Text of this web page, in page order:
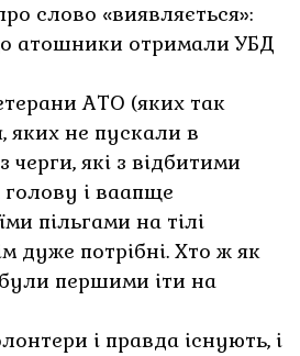
слово «виявляється»:
атошники отримали УБД
АТО (яких так
яких не пускали в
які з відбитими
голову і ваапще
пільгами на тілі
дуже потрібні. Хто ж як
першими іти на
і правда існують, і